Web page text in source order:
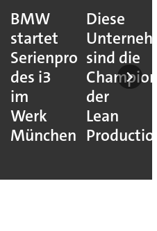
BMW
startet
Serienproduktion
des i3
im
Werk
München
Diese
sind die
der
Lean